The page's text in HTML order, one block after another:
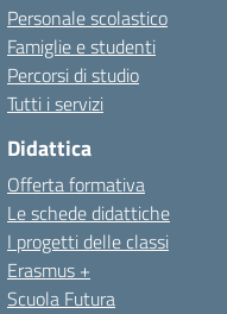
Personale scolastico
Famiglie e studenti
Percorsi di studio
Tutti i servizi
Didattica
Offerta formativa
Le schede didattiche
I progetti delle classi
Erasmus +
Scuola Futura